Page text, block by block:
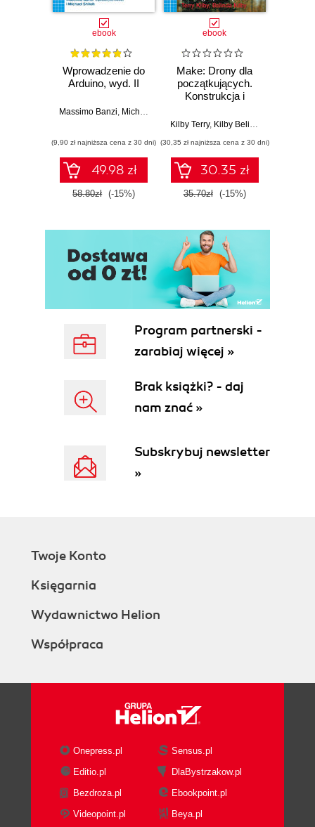
ebook
Wprowadzenie do
Arduino, wyd. II
Massimo Banzi Michael Shiloh
(9,90 zł najniższa cena z 30 dni)
49.98 zł
58.80zł (-15%)
ebook
Make: Drony dla
początkujących.
Konstrukcja i
własnego
Kilby Terry, Kilby Belinda
(30,35 zł najniższa cena z 30 dni)
30.35 zł
35.70zł (-15%)
Program partnerski -
zarabiaj więcej »
Brak książki? - daj
nam znać »
Subskrybuj newsletter
»
Twoje Konto
Księgarnia
Wydawnictwo Helion
Współpraca
Onepress.pl
Sensus.pl
Editio.pl
DlaBystrzakow.pl
Bezdroza.pl
Ebookpoint.pl
Videopoint.pl
Beya.pl